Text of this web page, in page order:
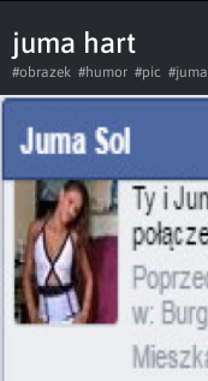
juma hart
#obrazek #humor #pic #juma